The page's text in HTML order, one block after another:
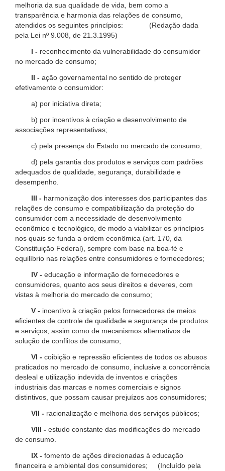
melhoria da sua qualidade de vida, bem como a
transparência e harmonia das relações de consumo,
atendidos os seguintes princípios: (Redação dada
pela Lei nº 9.008, de 21.3.1995)
I - reconhecimento da vulnerabilidade do consumidor
no mercado de consumo;
II - ação governamental no sentido de proteger
efetivamente o consumidor:
a) por iniciativa direta;
b) por incentivos à criação e desenvolvimento de
associações representativas;
c) pela presença do Estado no mercado de consumo;
d) pela garantia dos produtos e serviços com padrões
adequados de qualidade, segurança, durabilidade e
desempenho.
III - harmonização dos interesses dos participantes das
relações de consumo e compatibilização da proteção do
consumidor com a necessidade de desenvolvimento
econômico e tecnológico, de modo a viabilizar os princípios
nos quais se funda a ordem econômica (art. 170, da
Constituição Federal), sempre com base na boa-fé e
equilíbrio nas relações entre consumidores e fornecedores;
IV - educação e informação de fornecedores e
consumidores, quanto aos seus direitos e deveres, com
vistas à melhoria do mercado de consumo;
V - incentivo à criação pelos fornecedores de meios
eficientes de controle de qualidade e segurança de produtos
e serviços, assim como de mecanismos alternativos de
solução de conflitos de consumo;
VI - coibição e repressão eficientes de todos os abusos
praticados no mercado de consumo, inclusive a concorrência
desleal e utilização indevida de inventos e criações
industriais das marcas e nomes comerciais e signos
distintivos, que possam causar prejuízos aos consumidores;
VII - racionalização e melhoria dos serviços públicos;
VIII - estudo constante das modificações do mercado
de consumo.
IX - fomento de ações direcionadas à educação
financeira e ambiental dos consumidores; (Incluído pela